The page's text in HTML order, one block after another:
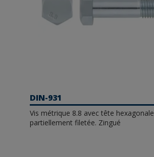
DIN-931
Vis métrique 8.8 avec tête hexagonale
partiellement filetée. Zingué